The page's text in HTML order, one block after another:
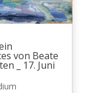
von Beate
_ 17. Juni